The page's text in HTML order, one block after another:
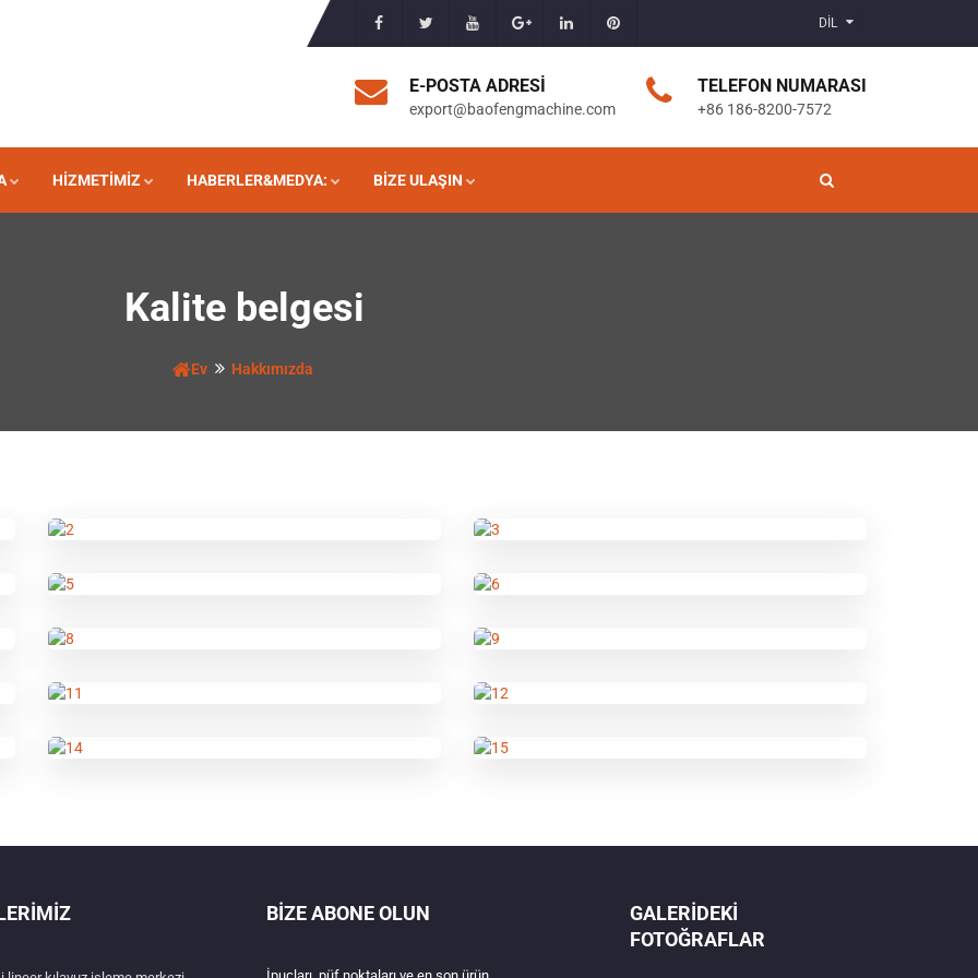
DİL
E-POSTA ADRESI
export@baofengmachine.com
TELEFON NUMARASI
+86 186-8200-7572
HIZMETIMIZ HABERLER&MEDYA: BIZE ULAŞIN
Kalite belgesi
Ev Hakkımızda
BIZE ABONE OLUN
GALERIDEKI
FOTOĞRAFLAR